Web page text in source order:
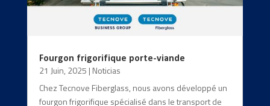
Fourgon frigorifique porte-viande
21 Juin, 2025 | Noticias
Chez Tecnove Fiberglass, nous avons développé un
fourgon frigorifique spécialisé dans le transport de